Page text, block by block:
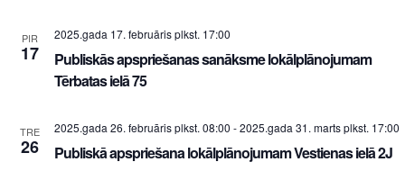
PIR
17
2025.gada 17. februāris plkst. 17:00
Publiskās apspriešanas sanāksme lokālplānojumam
Tērbatas ielā 75
TRE
26
2025.gada 26. februāris plkst. 08:00 -2025.gada 31. marts plkst. 17:00
Publiskā apspriešana lokālplānojumam Vestienas ielā 2J